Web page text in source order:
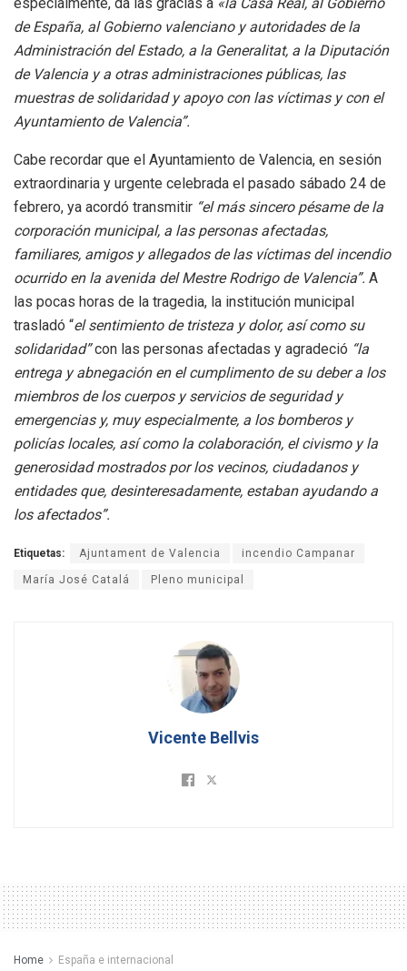
de España, al Gobierno valenciano y autoridades de la
Administración del Estado, a la Generalitat, a la Diputación
de Valencia y a otras administraciones públicas, las
muestras de solidaridad y apoyo con las víctimas y con el
Ayuntamiento de Valencia”.
Cabe recordar que el Ayuntamiento de Valencia, en sesión
extraordinaria y urgente celebrada el pasado sábado 24 de
febrero, ya acordó transmitir “el más sincero pésame de la
corporación municipal, a las personas afectadas,
familiares, amigos y allegados de las víctimas del incendio
ocurrido en la avenida del Mestre Rodrigo de Valencia”. A
las pocas horas de la tragedia, la institución municipal
trasladó “el sentimiento de tristeza y dolor, así como su
solidaridad”con las personas afectadas y agradeció “la
entrega y abnegación en el cumplimento de su deber a los
miembros de los cuerpos y servicios de seguridad y
emergencias y, muy especialmente, a los bomberos y
policías locales, así como la colaboración, el civismo y la
generosidad mostrados por los vecinos, ciudadanos y
entidades que, desinteresadamente, estaban ayudando a
los afectados”.
Etiquetas: Ajuntament de Valencia incendio Campanar
María José Catalá Pleno municipal
Vicente Bellvis
Home España e internacional